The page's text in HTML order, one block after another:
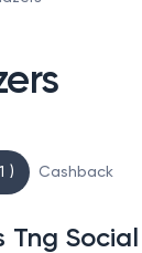
) Cashback
Tng